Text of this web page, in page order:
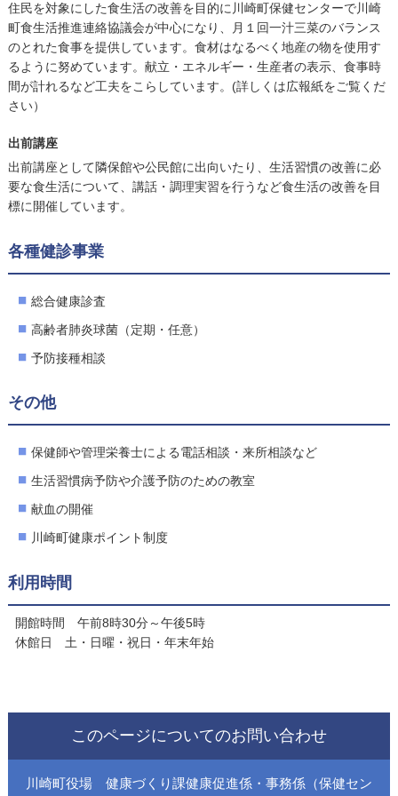
住民を対象にした食生活の改善を目的に川崎町保健センターで川崎
町食生活推進連絡協議会が中心になり、月１回一汁三菜のバランス
のとれた食事を提供しています。食材はなるべく地産の物を使用す
るように努めています。献立・エネルギー・生産者の表示、食事時
間が計れるなど工夫をこらしています。(詳しくは広報紙をご覧くだ
さい）
出前講座
出前講座として隣保館や公民館に出向いたり、生活習慣の改善に必
要な食生活について、講話・調理実習を行うなど食生活の改善を目
標に開催しています。
各種健診事業
総合健康診査
高齢者肺炎球菌（定期・任意）
予防接種相談
その他
保健師や管理栄養士による電話相談・来所相談など
生活習慣病予防や介護予防のための教室
献血の開催
川崎町健康ポイント制度
利用時間
開館時間 午前8時30分～午後5時
休館日 土・日曜・祝日・年末年始
このページについてのお問い合わせ
川崎町役場 健康づくり課健康促進係・事務係（保健セン